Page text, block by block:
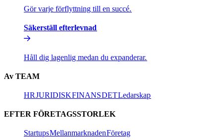
Gör varje förflyttning till en succé.​​
Säkerställ efterlevnad​​
Håll dig lagenlig medan du expanderar.​​
Av TEAM​​
HR​​JURIDISK​​FINANS​​DET​​Ledarskap​​
EFTER FÖRETAGSSTORLEK​​
Startups​​Mellanmarknaden​​Företag​​